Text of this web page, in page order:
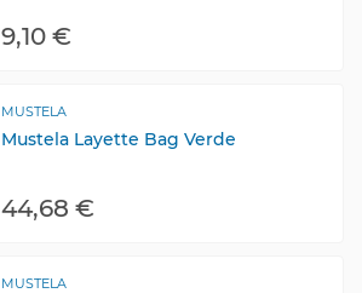
9,10 €
MUSTELA
Mustela Layette Bag Verde
44,68 €
MUSTELA